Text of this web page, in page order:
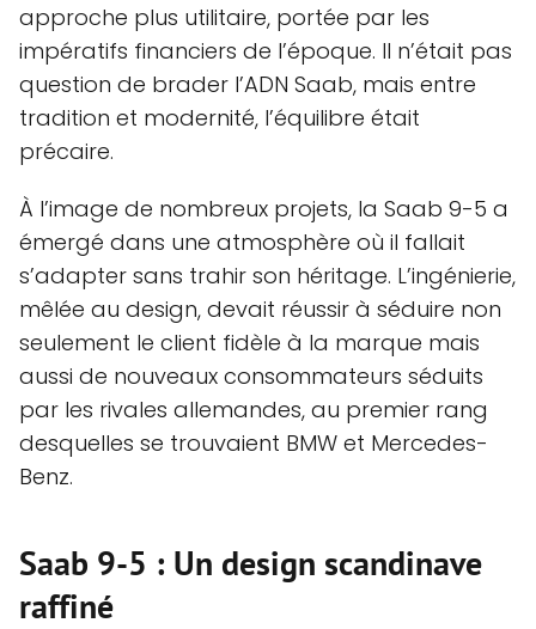
approche plus utilitaire, portée par les
impératifs financiers de l’époque. Il n’était pas
question de brader l’ADN Saab, mais entre
tradition et modernité, l’équilibre était
précaire.
À l’image de nombreux projets, la Saab 9-5 a
émergé dans une atmosphère où il fallait
s’adapter sans trahir son héritage. L’ingénierie,
mêlée au design, devait réussir à séduire non
seulement le client fidèle à la marque mais
aussi de nouveaux consommateurs séduits
par les rivales allemandes, au premier rang
desquelles se trouvaient BMW et Mercedes-
Benz.
Saab 9-5 : Un design scandinave
raffiné